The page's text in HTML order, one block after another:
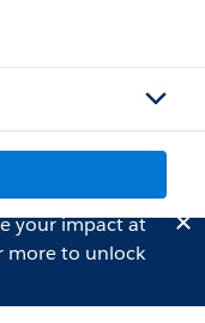
your impact at
to unlock